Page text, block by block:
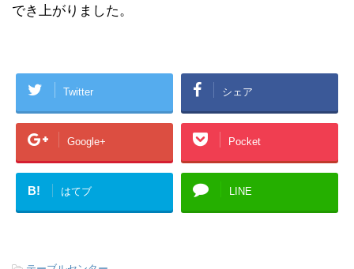
でき上がりました。
Twitter シェア
Google+ Pocket
B! はてブ LINE